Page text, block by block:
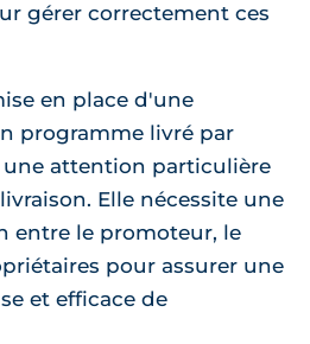
gérer correctement ces
en place d'une
programme livré par
attention particulière
Elle nécessite une
entre le promoteur, le
pour assurer une
et efficace de